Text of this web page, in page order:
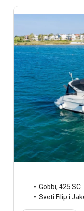
Gobbi, 425 SC
Sveti Filip i